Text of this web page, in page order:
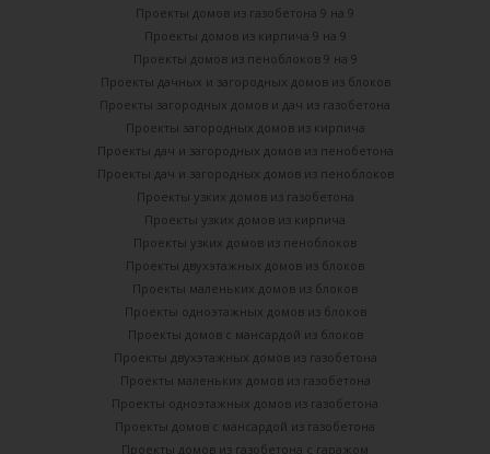
Проекты домов из газобетона 9 на 9
Проекты домов из кирпича 9 на 9
Проекты домов из пеноблоков 9 на 9
Проекты дачных и загородных домов из блоков
Проекты загородных домов и дач из газобетона
Проекты загородных домов из кирпича
Проекты дач и загородных домов из пенобетона
Проекты дач и загородных домов из пеноблоков
Проекты узких домов из газобетона
Проекты узких домов из кирпича
Проекты узких домов из пеноблоков
Проекты двухэтажных домов из блоков
Проекты маленьких домов из блоков
Проекты одноэтажных домов из блоков
Проекты домов с мансардой из блоков
Проекты двухэтажных домов из газобетона
Проекты маленьких домов из газобетона
Проекты одноэтажных домов из газобетона
Проекты домов с мансардой из газобетона
Проекты домов из газобетона с гаражом